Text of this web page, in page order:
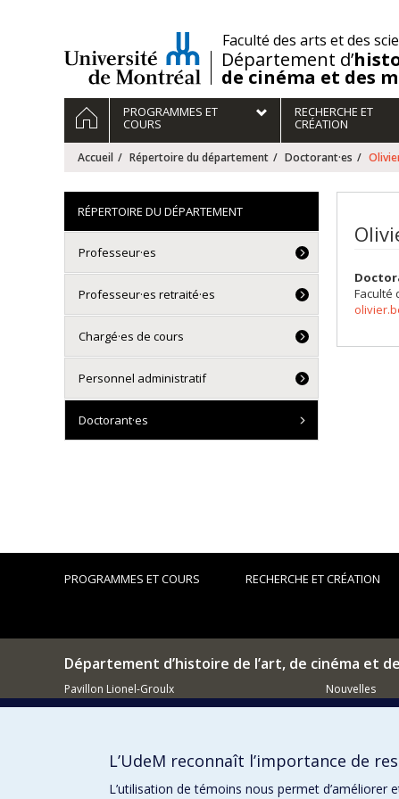
/Faculté des arts et des
Département d’
de cinéma et des
Navigation
principale
ACCUEILPROGRAMMES ET
COURS
RECHERCHE ET
CRÉATION
Accueil Répertoire du département Doctorant·es
Faculté
RÉPERTOIRE DU DÉPARTEMENT
Professeur·es
Professeur·es retraité·es
Chargé·es de cours
Personnel administratif
Doctorant·es
PROGRAMMES ET COURS RECHERCHE ET CRÉATION
Département d’histoire de l’art, de cinéma et
Pavillon Lionel-Groulx
3150, rue Jean-Brillant
514 343-6111, poste 15482
Nouvelles
L’UdeM reconnaît l’importance de
L’utilisation de témoins nous permet